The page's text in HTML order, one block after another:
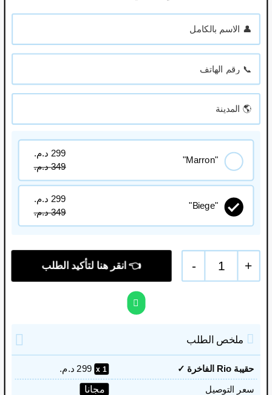
"Marron"
299 د.م.
349 د.م.
"Biege"
299 د.م.
349 د.م.
+
1
-
ملخص الطلب
حقيبة Rio الفاخرة ✓ 1
299 د.م.
سعر التوصيل مجانا